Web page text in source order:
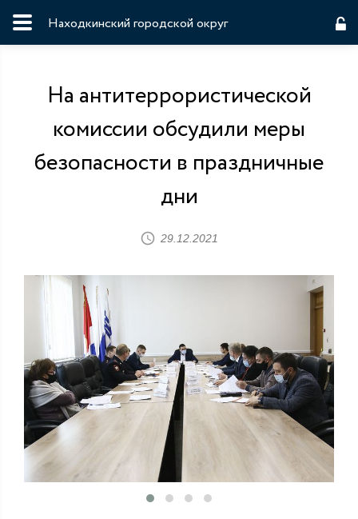
Находкинский городской округ
На антитеррористической
комиссии обсудили меры
безопасности в праздничные
дни
29.12.2021